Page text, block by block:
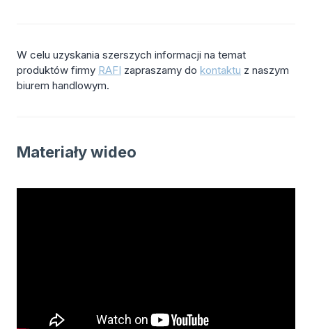
W celu uzyskania szerszych informacji na temat
produktów firmy RAFI zapraszamy do kontaktu z naszym
biurem handlowym.
Materiały wideo